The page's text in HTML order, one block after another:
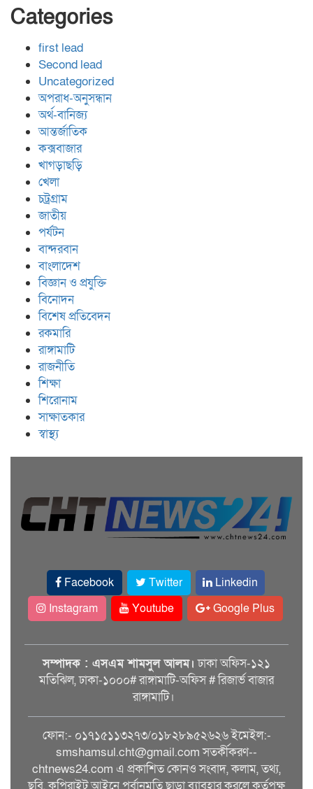
Categories
first lead
Second lead
Uncategorized
অপরাধ-অনুসন্ধান
অর্থ-বানিজ্য
আন্তর্জাতিক
কক্সবাজার
খাগড়াছড়ি
খেলা
চট্রগ্রাম
জাতীয়
পর্যটন
বান্দরবান
বাংলাদেশ
বিজ্ঞান ও প্রযুক্তি
বিনোদন
বিশেষ প্রতিবেদন
রকমারি
রাঙ্গামাটি
রাজনীতি
শিক্ষা
শিরোনাম
সাক্ষাতকার
স্বাস্থ্য
Facebook Twitter
Linkedin
Instagram
Youtube Google Plus
সম্পাদক : এসএম শামসুল আলম। ঢাকা অফিস-১২১
মতিঝিল, ঢাকা-১০০০# রাঙ্গামাটি-অফিস # রিজার্ভ বাজার
রাঙ্গামাটি।
ফোন:- ০১৭১৫১১৩২৭৩/০১৮২৮৯৫২৬২৬ ইমেইল:-
smshamsul.cht@gmail.com সতর্কীকরণ--
chtnews24.com এ প্রকাশিত কোনও সংবাদ, কলাম, তথ্য,